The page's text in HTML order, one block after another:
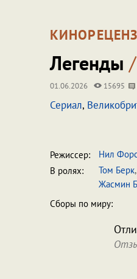
Легенды /
01.06.2026 15695
Сериал,
Режиссер:
Нил
В ролях:
Том Берк,
Жасмин
Сборы по миру: